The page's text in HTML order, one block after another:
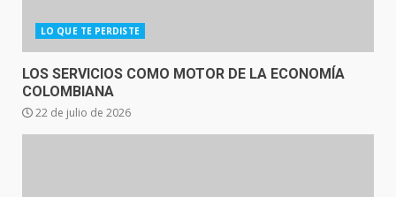
LO QUE TE PERDISTE
LOS SERVICIOS COMO MOTOR DE LA ECONOMÍA
COLOMBIANA
22 de julio de 2026